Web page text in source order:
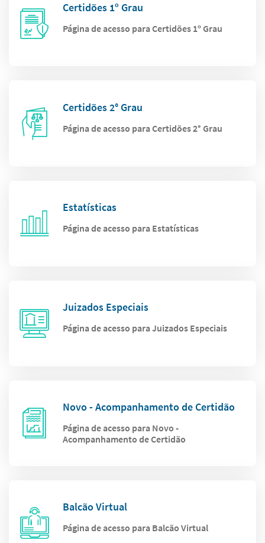
Certidões 1º Grau
Página de acesso para Certidões 1º Grau
Certidões 2° Grau
Página de acesso para Certidões 2° Grau
Estatísticas
Página de acesso para Estatísticas
Juizados Especiais
Página de acesso para Juizados Especiais
Novo - Acompanhamento de Certidão
Página de acesso para Novo -
Acompanhamento de Certidão
Balcão Virtual
Página de acesso para Balcão Virtual